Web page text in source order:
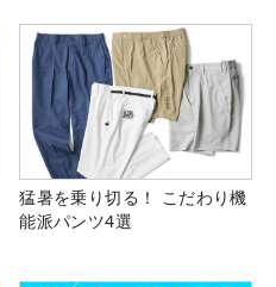
猛暑を乗り切る！ こだわり機
能派パンツ4選